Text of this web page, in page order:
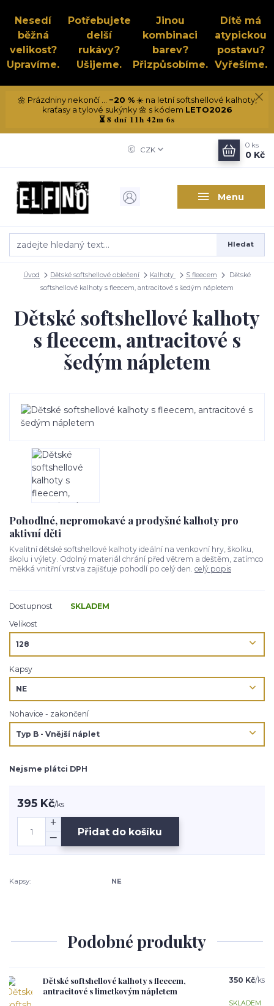
Nesedí
běžná
velikost?
Upravíme.
Potřebujete
delší
rukávy?
Ušijeme.
Jinou
kombinaci
barev?
Přizpůsobíme.
Dítě má
atypickou
postavu?
Vyřešíme.
🌼 Prázdniny nekončí ... −20 %☀️ na letní softshellové kalhoty,
kraťasy a tylové sukýnky 🌼 s kódem LETO2026
⏳8 dní 11h 42m 5s
Menu
CZK
Hledat
0 ks
0 Kč
Úvod Dětské softshellové oblečení Kalhoty S fleecem
Dětské
softshellové kalhoty s fleecem, antracitové s šedým nápletem
Dětské softshellové kalhoty
s fleecem, antracitové s
šedým nápletem
Pohodlné, nepromokavé a prodyšné kalhoty pro
aktivní děti
Kvalitní dětské softshellové kalhoty ideální na venkovní hry, školku,
školu i výlety. Odolný materiál chrání před větrem a deštěm, zatímco
měkká vnitřní vrstva zajišťuje pohodlí po celý den. celý popis
Dostupnost
SKLADEM
Velikost
Kapsy
Nohavice - zakončení
Nejsme plátci DPH
395 Kč/ks
Přidat do košíku
Kapsy: NE
Podobné produkty
Dětské softshellové kalhoty s fleecem,
antracitové s limetkovým nápletem
350 Kč/ks
SKLADEM